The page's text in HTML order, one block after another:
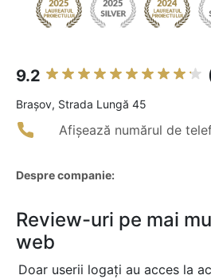
9.2
Braşov, Strada Lungă 45
Afișează numărul de
Despre companie:
Review-uri pe mai
web
Doar userii logați au acces la